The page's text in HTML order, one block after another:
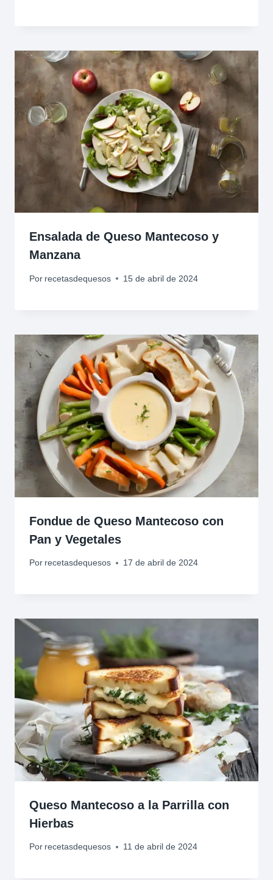
Ensalada de Queso Mantecoso y
Manzana
Por recetasdequesos 15 de abril de 2024
Fondue de Queso Mantecoso con
Pan y Vegetales
Por recetasdequesos 17 de abril de 2024
Queso Mantecoso a la Parrilla con
Hierbas
Por recetasdequesos 11 de abril de 2024